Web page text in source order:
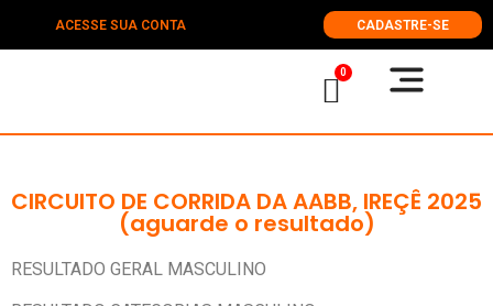
ACESSE SUA CONTA CADASTRE-SE
0
CIRCUITO DE CORRIDA DA AABB, IREÇÊ 2025
(aguarde o resultado)
RESULTADO GERAL MASCULINO